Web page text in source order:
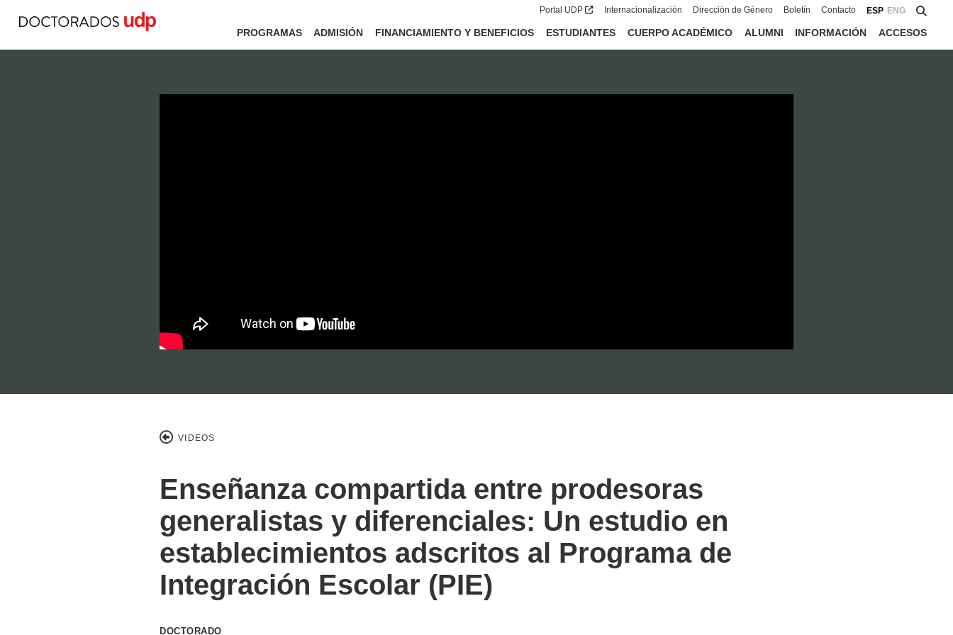
Portal UDP Internacionalización Dirección de Género Boletín Contacto ESP ENG
PROGRAMAS ADMISIÓN FINANCIAMIENTO Y BENEFICIOS ESTUDIANTES CUERPO ACADÉMICO ALUMNI INFORMACIÓN ACCESOS
VIDEOS
Enseñanza compartida entre prodesoras
generalistas y diferenciales: Un estudio en
establecimientos adscritos al Programa de
Integración Escolar (PIE)
DOCTORADO